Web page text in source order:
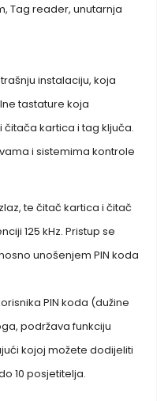
Tag reader, unutarnja
instalaciju, koja
tastature koja
kartica i tag ključa.
i sistemima kontrole
te čitač kartica i čitač
125 kHz. Pristup se
unošenjem PIN koda
PIN koda (dužine
podržava funkciju
kojoj možete dodijeliti
10 posjetitelja.